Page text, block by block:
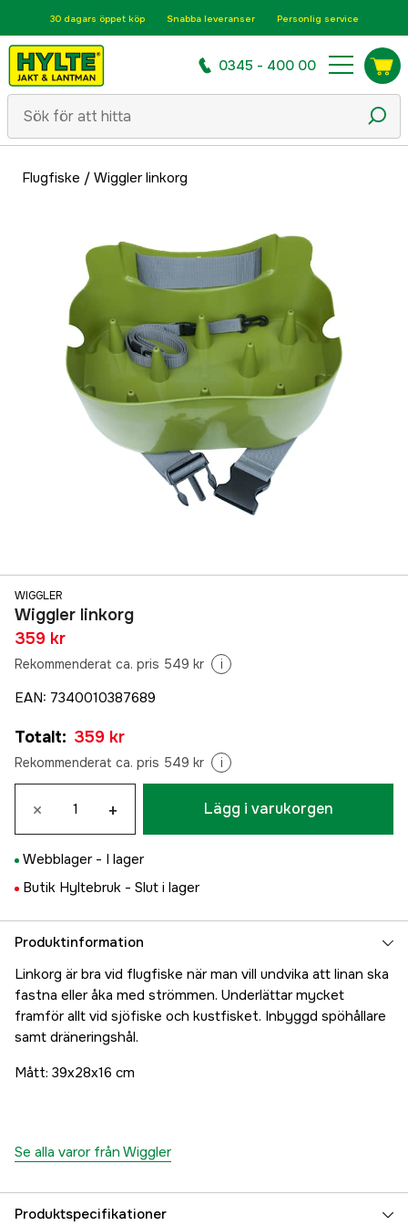
30 dagars öppet köp Snabba leveranser Personlig service
0345 - 400 00
Flugfiske / Wiggler linkorg
WIGGLER
Wiggler linkorg
359 kr
Rekommenderat ca. pris 549 kr i
EAN: 7340010387689
Totalt: 359 kr
Rekommenderat ca. pris 549 kr i
× + Lägg i varukorgen
Webblager - I lager
Butik Hyltebruk - Slut i lager
Produktinformation
Linkorg är bra vid flugfiske när man vill undvika att linan ska
fastna eller åka med strömmen. Underlättar mycket
framför allt vid sjöfiske och kustfisket. Inbyggd spöhållare
samt dräneringshål.
Mått: 39x28x16 cm
Se alla varor från Wiggler
Produktspecifikationer